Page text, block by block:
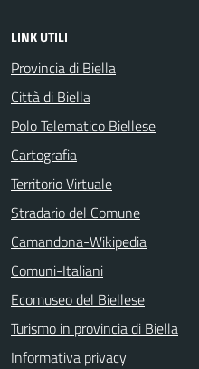
LINK UTILI
Provincia di Biella
Città di Biella
Polo Telematico Biellese
Cartografia
Territorio Virtuale
Stradario del Comune
Camandona-Wikipedia
Comuni-Italiani
Ecomuseo del Biellese
Turismo in provincia di Biella
Informativa privacy